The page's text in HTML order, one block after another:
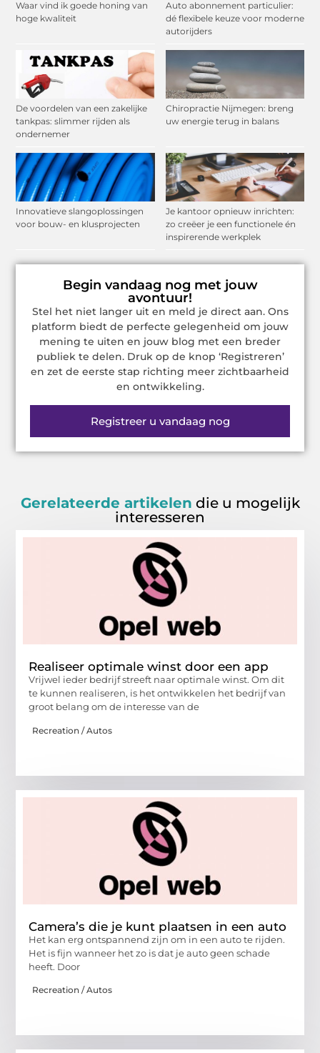
Waar vind ik goede honing van
hoge kwaliteit
Auto abonnement particulier:
dé flexibele keuze voor moderne
autorijders
De voordelen van een zakelijke
tankpas: slimmer rijden als
ondernemer
Chiropractie Nijmegen: breng
uw energie terug in balans
Innovatieve slangoplossingen
voor bouw- en klusprojecten
Je kantoor opnieuw inrichten:
zo creëer je een functionele én
inspirerende werkplek
Begin vandaag nog met jouw
avontuur!
Stel het niet langer uit en meld je direct aan. Ons
platform biedt de perfecte gelegenheid om jouw
mening te uiten en jouw blog met een breder
publiek te delen. Druk op de knop ‘Registreren’
en zet de eerste stap richting meer zichtbaarheid
en ontwikkeling.
Registreer u vandaag nog
Gerelateerde artikelen die u mogelijk
interesseren
Realiseer optimale winst door een app
Vrijwel ieder bedrijf streeft naar optimale winst. Om dit
te kunnen realiseren, is het ontwikkelen het bedrijf van
groot belang om de interesse van de
Recreation / Autos
Camera’s die je kunt plaatsen in een auto
Het kan erg ontspannend zijn om in een auto te rijden.
Het is fijn wanneer het zo is dat je auto geen schade
heeft. Door
Recreation / Autos